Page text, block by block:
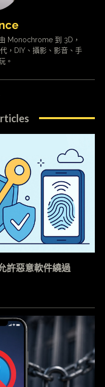
Monochrome 到 3D，
，DIY、攝影、影音、手
。
惡意軟件繞過